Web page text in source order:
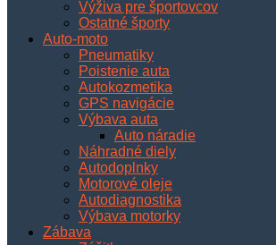
Výživa pre športovcov
Ostatné športy
Auto-moto
Pneumatiky
Poistenie auta
Autokozmetika
GPS navigácie
Výbava auta
Auto náradie
Náhradné diely
Autodoplnky
Motorové oleje
Autodiagnostika
Výbava motorky
Zábava